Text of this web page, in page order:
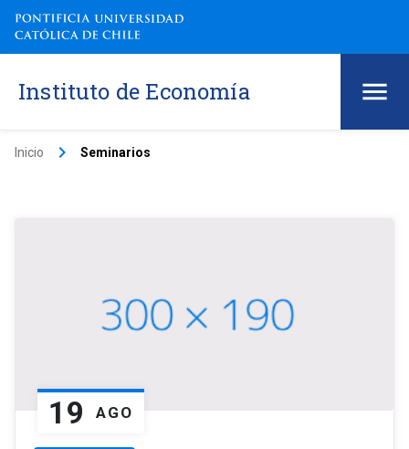
Instituto de Economía
Inicio keyboard_arrow_right Seminarios
19 AGO